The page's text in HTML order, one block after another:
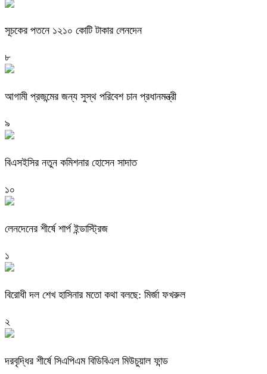
সূচকের পতনে ১২১০ কোটি টাকার লেনদেন
৮
আগামী প্রজন্মের জন্য সুস্থ পরিবেশ চান প্রধানমন্ত্রী
৯
বিএসইসির নতুন কমিশনার হোসেন সাদাত
১০
লেনদেনের শীর্ষে শার্প ইন্ডাস্ট্রিজ
১
বিরোধী দল শেখ হাসিনার মতো কথা বলছে: মির্জা ফখরুল
২
দরবৃদ্ধির শীর্ষে সিএপিএম বিডিবিএল মিউচুয়াল ফান্ড